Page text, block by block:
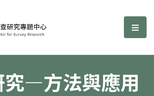
方法與應用期刊 選
究—方法與應用